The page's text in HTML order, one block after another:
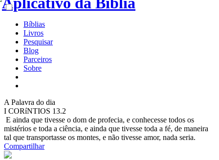
Bíblias
Livros
Pesquisar
Blog
Parceiros
Sobre
A Palavra do dia
I CORíNTIOS 13.2
E ainda que tivesse o dom de profecia, e conhecesse todos os
mistérios e toda a ciência, e ainda que tivesse toda a fé, de maneira
tal que transportasse os montes, e não tivesse amor, nada seria.
Compartilhar